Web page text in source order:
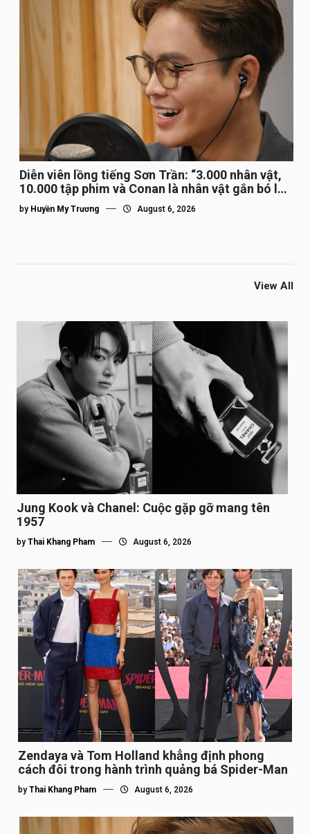
Diễn viên lồng tiếng Sơn Trần: “3.000 nhân vật,
10.000 tập phim và Conan là nhân vật gắn bó lâu
nhất”
by Huyền My Trương August 6, 2026
View All
Jung Kook và Chanel: Cuộc gặp gỡ mang tên
1957
by Thai Khang Pham August 6, 2026
Zendaya và Tom Holland khẳng định phong
cách đôi trong hành trình quảng bá Spider-Man
by Thai Khang Pham August 6, 2026